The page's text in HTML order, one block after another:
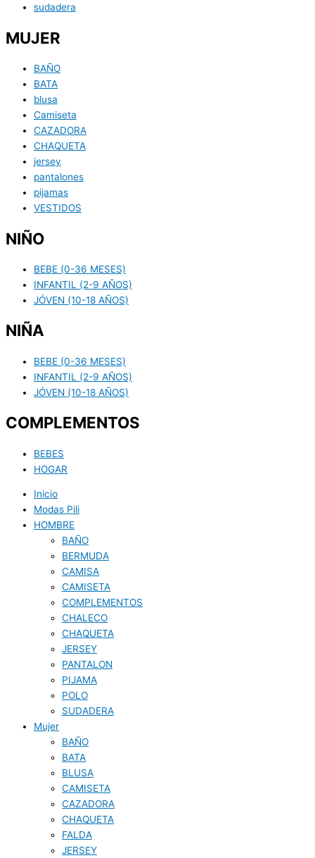
sudadera
MUJER
BAÑO
BATA
blusa
Camiseta
CAZADORA
CHAQUETA
jersey
pantalones
pijamas
VESTIDOS
NIÑO
BEBE (0-36 MESES)
INFANTIL (2-9 AÑOS)
JÓVEN (10-18 AÑOS)
NIÑA
BEBE (0-36 MESES)
INFANTIL (2-9 AÑOS)
JÓVEN (10-18 AÑOS)
COMPLEMENTOS
BEBES
HOGAR
Inicio
Modas Pili
HOMBRE
BAÑO
BERMUDA
CAMISA
CAMISETA
COMPLEMENTOS
CHALECO
CHAQUETA
JERSEY
PANTALON
PIJAMA
POLO
SUDADERA
Mujer
BAÑO
BATA
BLUSA
CAMISETA
CAZADORA
CHAQUETA
FALDA
JERSEY